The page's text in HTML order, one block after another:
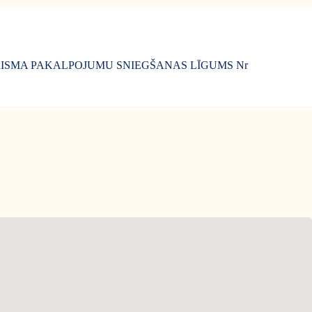
PAKALPOJUMU SNIEGŠANAS LĪGUMS Nr